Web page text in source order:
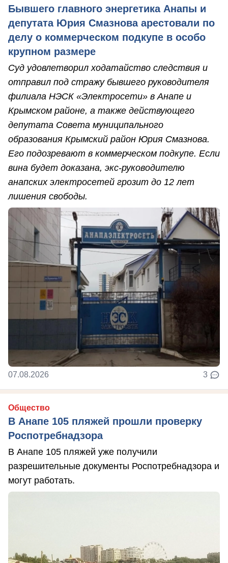
Бывшего главного энергетика Анапы и
депутата Юрия Смазнова арестовали по
делу о коммерческом подкупе в особо
крупном размере
Суд удовлетворил ходатайство следствия и
отправил под стражу бывшего руководителя
филиала НЭСК «Электросети» в Анапе и
Крымском районе, а также действующего
депутата Совета муниципального
образования Крымский район Юрия Смазнова.
Его подозревают в коммерческом подкупе. Если
вина будет доказана, экс-руководителю
анапских электросетей грозит до 12 лет
лишения свободы.
07.08.2026 3
Общество
В Анапе 105 пляжей прошли проверку
Роспотребнадзора
В Анапе 105 пляжей уже получили
разрешительные документы Роспотребнадзора и
могут работать.